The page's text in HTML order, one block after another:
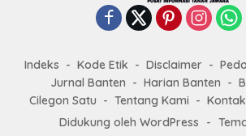
Indeks Kode Etik Disclaimer
Jurnal Banten
Harian Banten
Cilegon Satu
Tentang Kami
Didukung oleh WordPress
-